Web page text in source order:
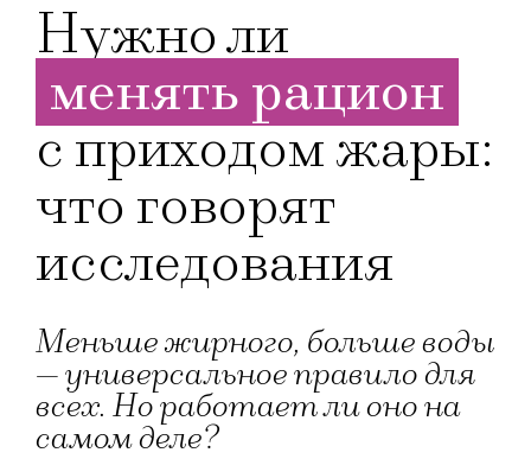
Нужно ли
менять рацион
с приходом жары:
что говорят
исследования
Меньше жирного, больше воды
— универсальное правило для
всех. Но работает ли оно на
самом деле?